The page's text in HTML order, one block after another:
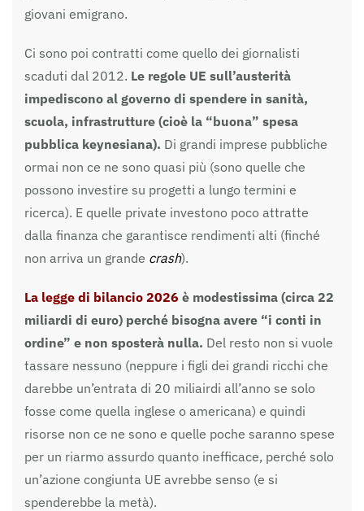
giovani emigrano.
Ci sono poi contratti come quello dei giornalisti
scaduti dal 2012. Le regole UE sull’austerità
impediscono al governo di spendere in sanità,
scuola, infrastrutture (cioè la “buona” spesa
pubblica keynesiana). Di grandi imprese pubbliche
ormai non ce ne sono quasi più (sono quelle che
possono investire su progetti a lungo termini e
ricerca). E quelle private investono poco attratte
dalla finanza che garantisce rendimenti alti (finché
non arriva un grande crash).
La legge di bilancio 2026 è modestissima (circa 22
miliardi di euro) perché bisogna avere “i conti in
ordine” e non sposterà nulla. Del resto non si vuole
tassare nessuno (neppure i figli dei grandi ricchi che
darebbe un’entrata di 20 miliairdi all’anno se solo
fosse come quella inglese o americana) e quindi
risorse non ce ne sono e quelle poche saranno spese
per un riarmo assurdo quanto inefficace, perché solo
un’azione congiunta UE avrebbe senso (e si
spenderebbe la metà).